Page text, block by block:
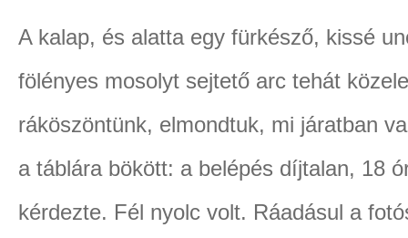
A kalap, és alatta egy fürkésző, kissé
fölényes mosolyt sejtető arc tehát
ráköszöntünk, elmondtuk, mi járatban
a táblára bökött: a belépés díjtalan, 18
kérdezte. Fél nyolc volt. Ráadásul a